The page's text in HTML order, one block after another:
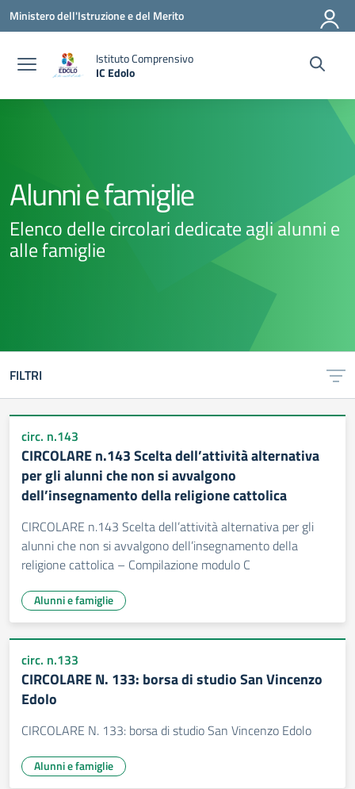
Vai ai contenuti
Vai al menu di navigazione
Vai al footer
Ministero dell'Istruzione e del Merito
Istituto Comprensivo
IC Edolo
Alunni e famiglie
Elenco delle circolari dedicate agli alunni e
alle famiglie
FILTRI
circ. n.143
CIRCOLARE n.143 Scelta dell’attività alternativa
per gli alunni che non si avvalgono
dell’insegnamento della religione cattolica
CIRCOLARE n.143 Scelta dell’attività alternativa per gli
alunni che non si avvalgono dell’insegnamento della
religione cattolica – Compilazione modulo C
Alunni e famiglie
circ. n.133
CIRCOLARE N. 133: borsa di studio San Vincenzo
Edolo
CIRCOLARE N. 133: borsa di studio San Vincenzo Edolo
Alunni e famiglie